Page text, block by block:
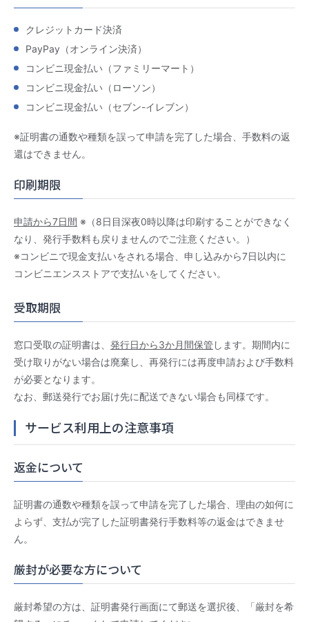
クレジットカード決済
PayPay（オンライン決済）
コンビニ現金払い（ファミリーマート）
コンビニ現金払い（ローソン）
コンビニ現金払い（セブン-イレブン）
※証明書の通数や種類を誤って申請を完了した場合、手数料の返
還はできません。
印刷期限
申請から7日間 ※（8日目深夜0時以降は印刷することができなく
なり、発行手数料も戻りませんのでご注意ください。）
※コンビニで現金支払いをされる場合、申し込みから7日以内に
コンビニエンスストアで支払いをしてください。
受取期限
窓口受取の証明書は、 発行日から3か月間保管 します。期間内に
受け取りがない場合は廃棄し、再発行には再度申請および手数料
が必要となります。
なお、郵送発行でお届け先に配送できない場合も同様です。
サービス利用上の注意事項
返金について
証明書の通数や種類を誤って申請を完了した場合、理由の如何に
よらず、支払が完了した証明書発行手数料等の返金はできませ
ん。
厳封が必要な方について
厳封希望の方は、証明書発行画面にて郵送を選択後、「厳封を希